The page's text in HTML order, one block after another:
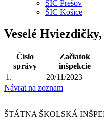
ŠIC Prešov
ŠIC Košice
Veselé
Číslo
správy
Začiatok
inšpekcie
1.
20/11/2023
Návrat na zoznam
ŠTÁTNA ŠKOLSKÁ